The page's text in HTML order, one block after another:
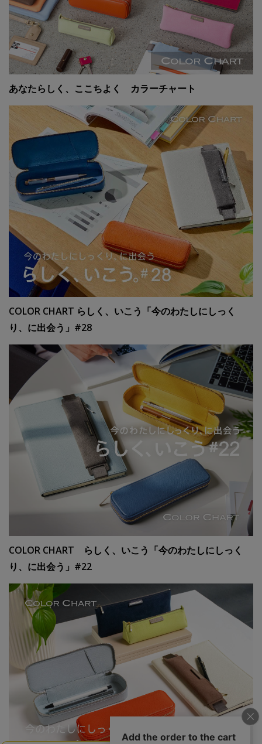
あなたらしく、ここちよく カラーチャート
COLOR CHART らしく、いこう「今のわたしにしっく
り、に出会う」#28
COLOR CHART らしく、いこう「今のわたしにしっく
り、に出会う」#22